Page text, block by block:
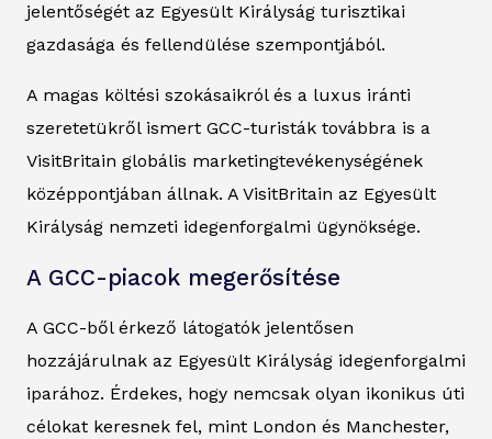
jelentőségét az Egyesült Királyság turisztikai
gazdasága és fellendülése szempontjából.
A magas költési szokásaikról és a luxus iránti
szeretetükről ismert GCC-turisták továbbra is a
VisitBritain globális marketingtevékenységének
középpontjában állnak. A VisitBritain az Egyesült
Királyság nemzeti idegenforgalmi ügynöksége.
A GCC-piacok megerősítése
A GCC-ből érkező látogatók jelentősen
hozzájárulnak az Egyesült Királyság idegenforgalmi
iparához. Érdekes, hogy nemcsak olyan ikonikus úti
célokat keresnek fel, mint London és Manchester,